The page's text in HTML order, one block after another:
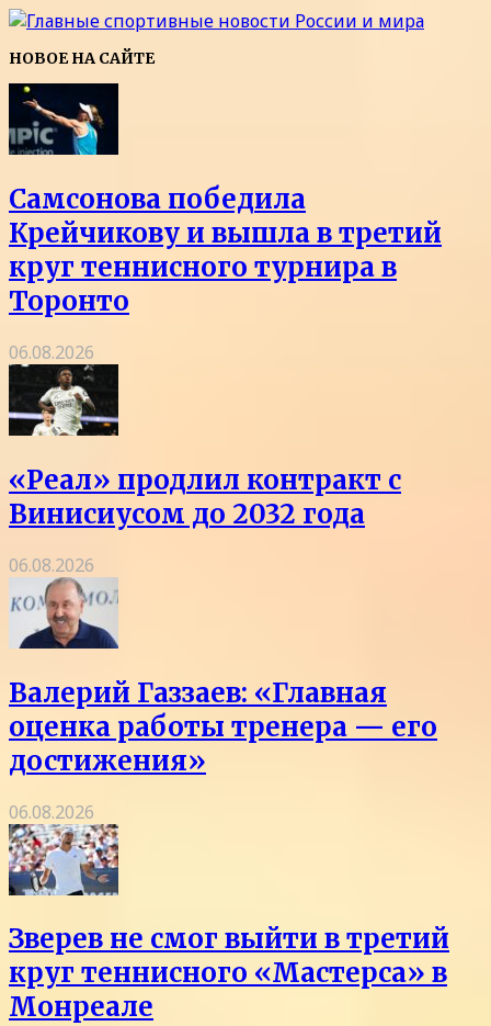
НОВОЕ НА САЙТЕ
Самсонова победила
Крейчикову и вышла в третий
круг теннисного турнира в
Торонто
06.08.2026
«Реал» продлил контракт с
Винисиусом до 2032 года
06.08.2026
Валерий Газзаев: «Главная
оценка работы тренера — его
достижения»
06.08.2026
Зверев не смог выйти в третий
круг теннисного «Мастерса» в
Монреале